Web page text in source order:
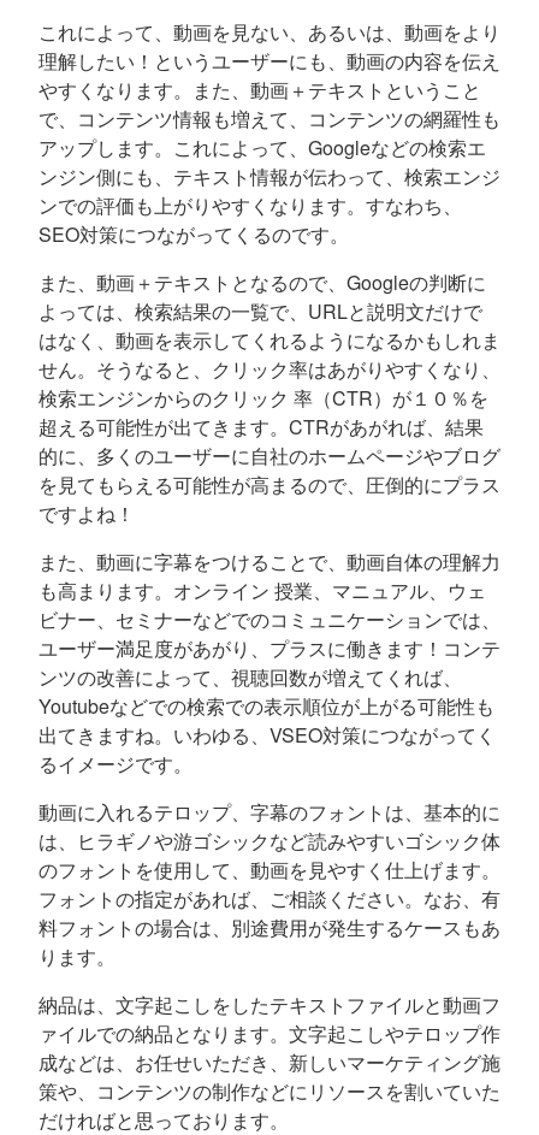
これによって、動画を見ない、あるいは、動画をより
理解したい！というユーザーにも、動画の内容を伝え
やすくなります。また、動画＋テキストということ
で、コンテンツ情報も増えて、コンテンツの網羅性も
アップします。これによって、Googleなどの検索エ
ンジン側にも、テキスト情報が伝わって、検索エンジ
ンでの評価も上がりやすくなります。すなわち、
SEO対策につながってくるのです。
また、動画＋テキストとなるので、Googleの判断に
よっては、検索結果の一覧で、URLと説明文だけで
はなく、動画を表示してくれるようになるかもしれま
せん。そうなると、クリック率はあがりやすくなり、
検索エンジンからのクリック 率（CTR）が１０％を
超える可能性が出てきます。CTRがあがれば、結果
的に、多くのユーザーに自社のホームページやブログ
を見てもらえる可能性が高まるので、圧倒的にプラス
ですよね！
また、動画に字幕をつけることで、動画自体の理解力
も高まります。オンライン 授業、マニュアル、ウェ
ビナー、セミナーなどでのコミュニケーションでは、
ユーザー満足度があがり、プラスに働きます！コンテ
ンツの改善によって、視聴回数が増えてくれば、
Youtubeなどでの検索での表示順位が上がる可能性も
出てきますね。いわゆる、VSEO対策につながってく
るイメージです。
動画に入れるテロップ、字幕のフォントは、基本的に
は、ヒラギノや游ゴシックなど読みやすいゴシック体
のフォントを使用して、動画を見やすく仕上げます。
フォントの指定があれば、ご相談ください。なお、有
料フォントの場合は、別途費用が発生するケースもあ
ります。
納品は、文字起こしをしたテキストファイルと動画フ
ァイルでの納品となります。文字起こしやテロップ作
成などは、お任せいただき、新しいマーケティング施
策や、コンテンツの制作などにリソースを割いていた
だければと思っております。